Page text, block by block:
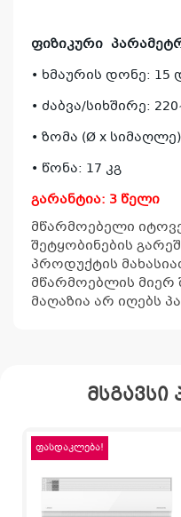
ფიზიკური
• ხმაურის დონე: 15
• ძაბვა/სიხშირე:
• ზომა (Ø x
• წონა: 17 კგ
გარანტია: 3 წელი
მწარმოებელი
შეტყობინების
პროდუქტის
მწარმოებლის მიერ
მაღაზია არ იღებს
ფასდაკლება!